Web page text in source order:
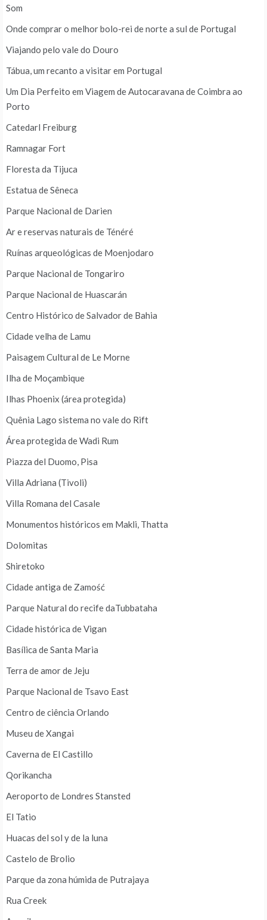
Som
Onde comprar o melhor bolo-rei de norte a sul de Portugal
Viajando pelo vale do Douro
Tábua, um recanto a visitar em Portugal
Um Dia Perfeito em Viagem de Autocaravana de Coimbra ao
Porto
Catedarl Freiburg
Ramnagar Fort
Floresta da Tijuca
Estatua de Sêneca
Parque Nacional de Darien
Ar e reservas naturais de Ténéré
Ruínas arqueológicas de Moenjodaro
Parque Nacional de Tongariro
Parque Nacional de Huascarán
Centro Histórico de Salvador de Bahia
Cidade velha de Lamu
Paisagem Cultural de Le Morne
Ilha de Moçambique
Ilhas Phoenix (área protegida)
Quênia Lago sistema no vale do Rift
Área protegida de Wadi Rum
Piazza del Duomo, Pisa
Villa Adriana (Tivoli)
Villa Romana del Casale
Monumentos históricos em Makli, Thatta
Dolomitas
Shiretoko
Cidade antiga de Zamość
Parque Natural do recife daTubbataha
Cidade histórica de Vigan
Basílica de Santa Maria
Terra de amor de Jeju
Parque Nacional de Tsavo East
Centro de ciência Orlando
Museu de Xangai
Caverna de El Castillo
Qorikancha
Aeroporto de Londres Stansted
El Tatio
Huacas del sol y de la luna
Castelo de Brolio
Parque da zona húmida de Putrajaya
Rua Creek